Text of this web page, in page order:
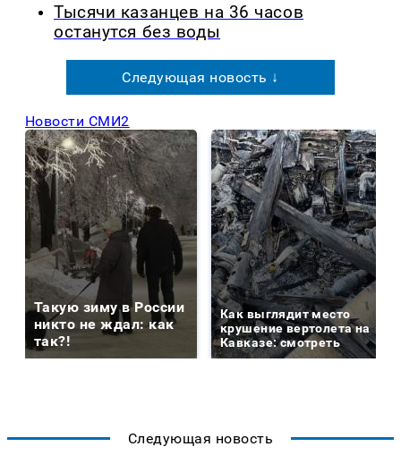
Тысячи казанцев на 36 часов
останутся без воды
Следующая новость ↓
Новости СМИ2
Такую зиму в России
никто не ждал: как
так?!
Как выглядит место
крушение вертолета на
Кавказе: смотреть
Следующая новость